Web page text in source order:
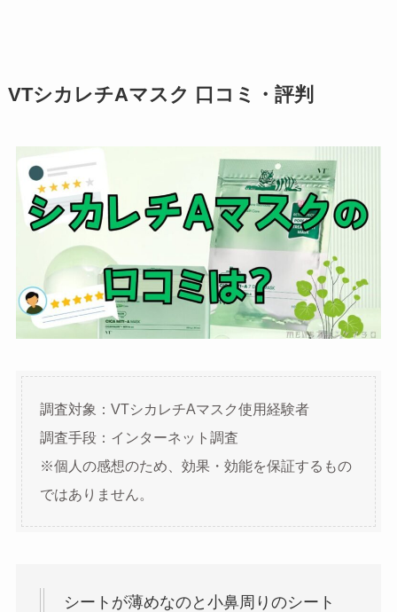
VTシカレチAマスク 口コミ・評判
調査対象：VTシカレチAマスク使用経験者
調査手段：インターネット調査
※個人の感想のため、効果・効能を保証するもの
ではありません。
シートが薄めなのと小鼻周りのシート